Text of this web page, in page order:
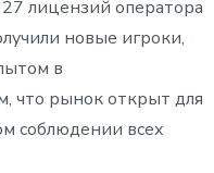
лицензий оператора
новые игроки,
в
что рынок открыт для
соблюдении всех